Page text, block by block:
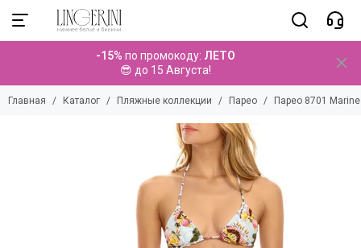
Пляжные коллекции
Смотреть все товары
Купальники
Парео
-15% по промокоду: ЛЕТО
😎 до 15 Августа!
Главная Каталог Пляжные коллекции Парео Парео 8701